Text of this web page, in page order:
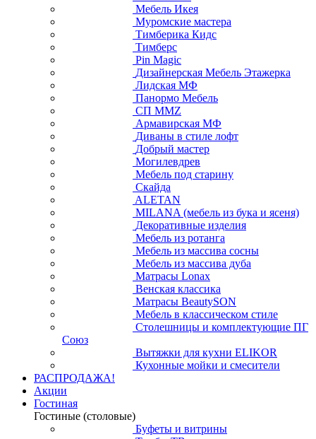
Мебель Икея
Муромские мастера
Тимберика Кидс
Тимберс
Pin Magic
Дизайнерская Мебель Этажерка
Лидская МФ
Панормо Мебель
СП ММZ
Армавирская МФ
Диваны в стиле лофт
Добрый мастер
Могилевдрев
Мебель под старину
Скайда
ALETAN
MILANA (мебель из бука и ясеня)
Декоративные изделия
Мебель из ротанга
Мебель из массива сосны
Мебель из массива дуба
Матрасы Lonax
Венская классика
Матрасы BeautySON
Мебель в классическом стиле
Столешницы и комплектующие ПГ
Союз
Вытяжки для кухни ELIKOR
Кухонные мойки и смесители
РАСПРОДАЖА!
Акции
Гостиная
Гостиные (столовые)
Буфеты и витрины